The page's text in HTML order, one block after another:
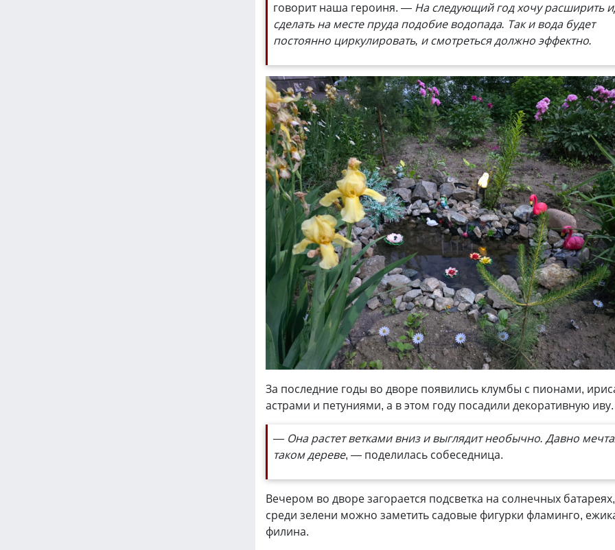
говорит наша героиня. — На следующий год хочу расширить
сделать на месте пруда подобие водопада. Так и вода будет
постоянно циркулировать, и смотреться должно эффектно.
За последние годы во дворе появились клумбы с пионами,
астрами и петуниями, а в этом году посадили декоративную
— Она растет ветками вниз и выглядит необычно. Давно
таком дереве, — поделилась собеседница.
Вечером во дворе загорается подсветка на солнечных
среди зелени можно заметить садовые фигурки фламинго,
филина.